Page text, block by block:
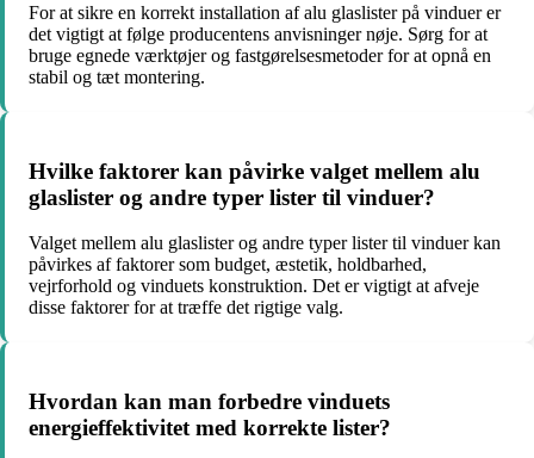
For at sikre en korrekt installation af alu glaslister på vinduer er
det vigtigt at følge producentens anvisninger nøje. Sørg for at
bruge egnede værktøjer og fastgørelsesmetoder for at opnå en
stabil og tæt montering.
Hvilke faktorer kan påvirke valget mellem alu
glaslister og andre typer lister til vinduer?
Valget mellem alu glaslister og andre typer lister til vinduer kan
påvirkes af faktorer som budget, æstetik, holdbarhed,
vejrforhold og vinduets konstruktion. Det er vigtigt at afveje
disse faktorer for at træffe det rigtige valg.
Hvordan kan man forbedre vinduets
energieffektivitet med korrekte lister?